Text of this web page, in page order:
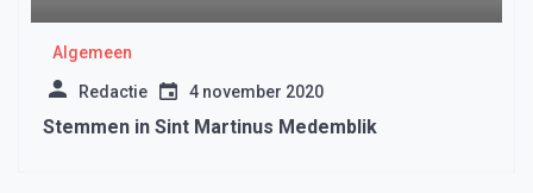
Algemeen
Redactie 4 november 2020
Stemmen in Sint Martinus Medemblik